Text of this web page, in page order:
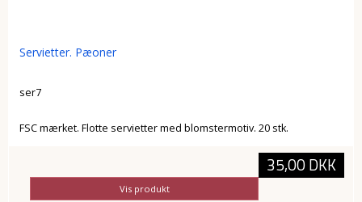
Servietter. Pæoner
ser7
FSC mærket. Flotte servietter med blomstermotiv. 20 stk.
35,00 DKK
Vis produkt